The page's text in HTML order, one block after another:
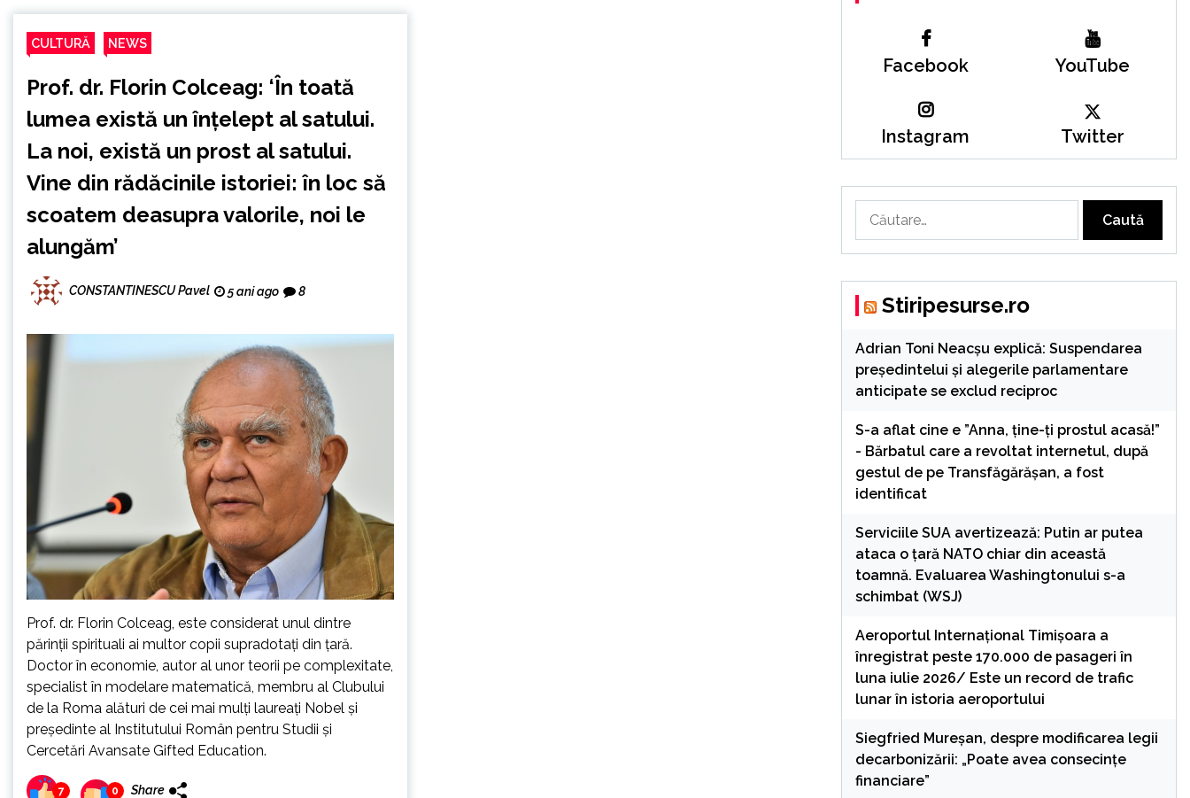
CULTURĂ NEWS
Prof. dr. Florin Colceag: ‘În toată
lumea există un înțelept al satului.
La noi, există un prost al satului.
Vine din rădăcinile istoriei: în loc să
scoatem deasupra valorile, noi le
alungăm’
CONSTANTINESCU Pavel 5 ani ago 8
Prof. dr. Florin Colceag, este considerat unul dintre
părinţii spirituali ai multor copii supradotaţi din ţară.
Doctor în economie, autor al unor teorii pe complexitate,
specialist în modelare matematică, membru al Clubului
de la Roma alături de cei mai mulţi laureaţi Nobel şi
preşedinte al Institutului Român pentru Studii şi
Cercetări Avansate Gifted Education.
7 0 Share
Facebook YouTube
Instagram Twitter
după:
Stiripesurse.ro
Adrian Toni Neacșu explică: Suspendarea
președintelui și alegerile parlamentare
anticipate se exclud reciproc
S-a aflat cine e ”Anna, ţine-ţi prostul acasă!”
- Bărbatul care a revoltat internetul, după
gestul de pe Transfăgărășan, a fost
identificat
Serviciile SUA avertizează: Putin ar putea
ataca o țară NATO chiar din această
toamnă. Evaluarea Washingtonului s-a
schimbat (WSJ)
Aeroportul Internaţional Timişoara a
înregistrat peste 170.000 de pasageri în
luna iulie 2026/ Este un record de trafic
lunar în istoria aeroportului
Siegfried Mureșan, despre modificarea legii
decarbonizării: „Poate avea consecințe
financiare”